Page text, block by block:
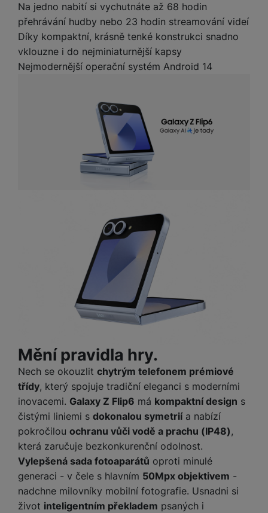
Na jedno nabití si vychutnáte až 68 hodin
přehrávání hudby nebo 23 hodin streamování videí
Díky kompaktní, krásně tenké konstrukci snadno
vklouzne i do nejminiaturnější kapsy
Nejmodernější operační systém Android 14
Mění pravidla hry.
Nech se okouzlit chytrým telefonem prémiové
třídy, který spojuje tradiční eleganci s moderními
inovacemi. Galaxy Z Flip6 má kompaktní design s
čistými liniemi s dokonalou symetriía nabízí
pokročilou ochranu vůči vodě a prachu (IP48),
která zaručuje bezkonkurenční odolnost.
Vylepšená sada fotoaparátů oproti minulé
generaci - v čele s hlavním 50Mpx objektivem -
nadchne milovníky mobilní fotografie. Usnadni si
život inteligentním překladem psaných i